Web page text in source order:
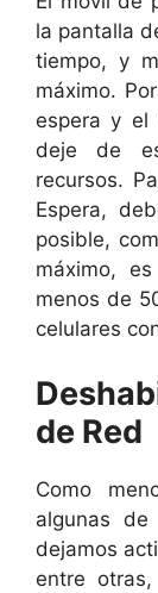
la pantalla
tiempo, y
máximo.
espera y el
deje de
recursos.
Espera,
posible,
máximo,
menos de
celulares
de Red
Como
algunas de
dejamos
entre